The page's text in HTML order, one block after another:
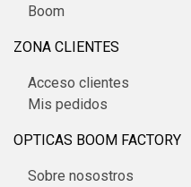
Boom
ZONA CLIENTES
Acceso clientes
Mis pedidos
OPTICAS BOOM FACTORY
Sobre nosostros